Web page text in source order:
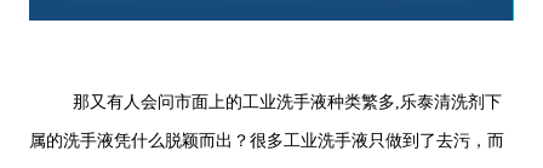
那又有人会问市面上的工业洗手液种类繁多,乐泰清洗剂下
属的洗手液凭什么脱颖而出？很多工业洗手液只做到了去污，而